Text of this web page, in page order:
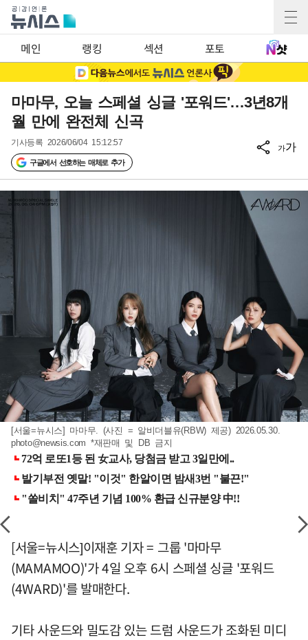
메인 랭킹 섹션 포토
마마무, 오늘 스페셜 싱글 '포워드'…3년8개
월 만에 완전체 신곡
기사등록 2026/06/04 15:12:57
구글에서 선호하는 매체로 추가
가가
[서울=뉴시스] 마마무. (사진 = 알비더블유(RBW) 제공) 2026.05.30.
photo@newsis.com *재판매 및 DB 금지
[서울=뉴시스]이재훈 기자 = 그룹 '마마무
(MAMAMOO)'가 4일 오후 6시 스페셜 싱글 '포워드
(4WARD)'를 발매한다.
기타 사운드와 밀도감 있는 드럼 사운드가 조화된 미디